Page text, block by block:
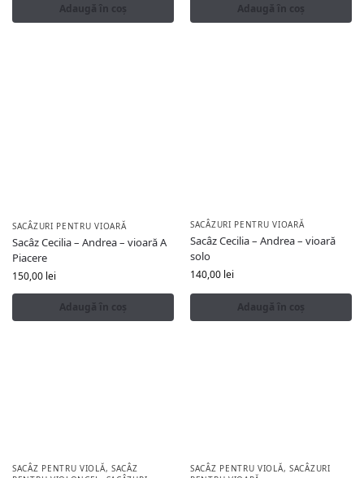
Adaugă în coș Adaugă în coș
SACÂZURI PENTRU VIOARĂ
Sacâz Cecilia – Andrea – vioară A
Piacere
150,00 lei
Adaugă în coș
SACÂZURI PENTRU VIOARĂ
Sacâz Cecilia – Andrea – vioară
solo
140,00 lei
Adaugă în coș
SACÂZ PENTRU VIOLĂ,SACÂZ
SACÂZ PENTRU VIOLĂ,SACÂZURI